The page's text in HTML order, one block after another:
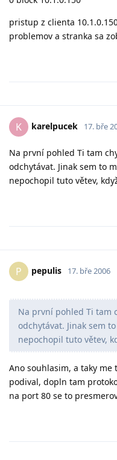
pristup z clienta
problemov a stranka sa
K karelpucek 17. bře
Na první pohled Ti tam
odchytávat. Jinak sem to
nepochopil tuto větev,
P pepulis 17. bře 2006
Na první pohled Ti tam
odchytávat. Jinak sem
nepochopil tuto větev,
Ano souhlasim, a taky
podival, dopln tam
na port 80 se to